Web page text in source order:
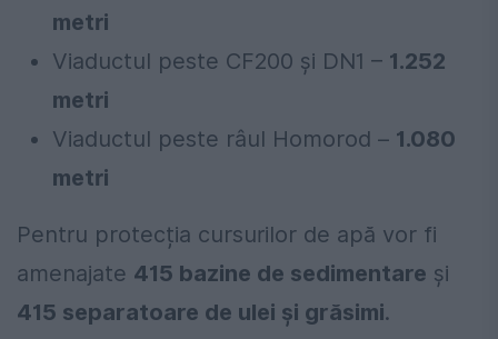
metri
Viaductul peste CF200 și DN1 – 1.252
metri
Viaductul peste râul Homorod – 1.080
metri
Pentru protecția cursurilor de apă vor fi
amenajate 415 bazine de sedimentare și
415 separatoare de ulei și grăsimi.